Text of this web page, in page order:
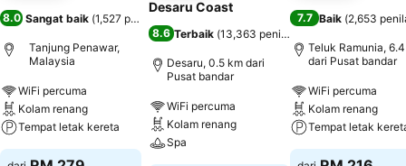
8.0 Sangat baik (1,527 penilaian
Tanjung Penawar,
Malaysia
WiFi percuma
Kolam renang
Tempat letak kereta
Desaru Coast
8.6 Terbaik (13,363 penilaian
Desaru, 0.5 km dari
Pusat bandar
WiFi percuma
Kolam renang
Spa
7.7 Baik (2,653
Teluk Ramunia,
dari Pusat bandar
WiFi percuma
Kolam renang
Tempat letak